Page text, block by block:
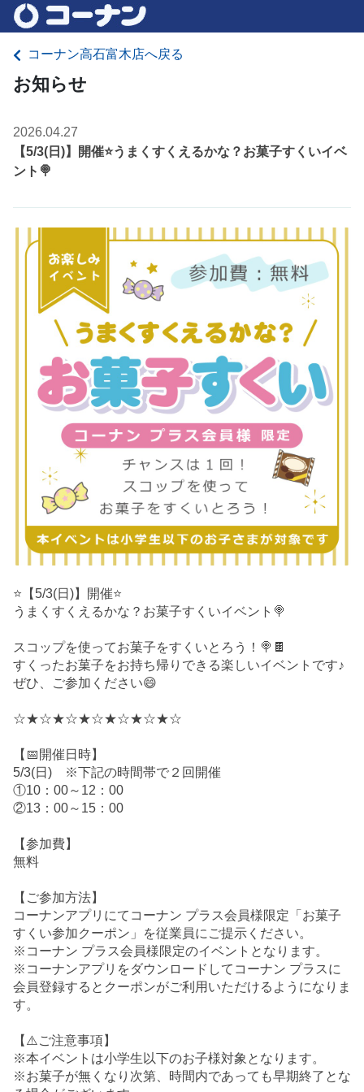
コーナン高石富木店へ戻る
お知らせ
2026.04.27
【5/3(日)】開催⭐️うまくすくえるかな？お菓子すくいイベ
ント🍭
⭐️【5/3(日)】開催⭐️
うまくすくえるかな？お菓子すくいイベント🍭
スコップを使ってお菓子をすくいとろう！🍭🍫
すくったお菓子をお持ち帰りできる楽しいイベントです♪
ぜひ、ご参加ください😄
☆★☆★☆★☆★☆★☆★☆
【📅開催日時】
5/3(日) ※下記の時間帯で２回開催
①10：00～12：00
②13：00～15：00
【参加費】
無料
【ご参加方法】
コーナンアプリにてコーナン プラス会員様限定「お菓子
すくい参加クーポン」を従業員にご提示ください。
※コーナン プラス会員様限定のイベントとなります。
※コーナンアプリをダウンロードしてコーナン プラスに
会員登録するとクーポンがご利用いただけるようになりま
す。
【⚠️ご注意事項】
※本イベントは小学生以下のお子様対象となります。
※お菓子が無くなり次第、時間内であっても早期終了とな